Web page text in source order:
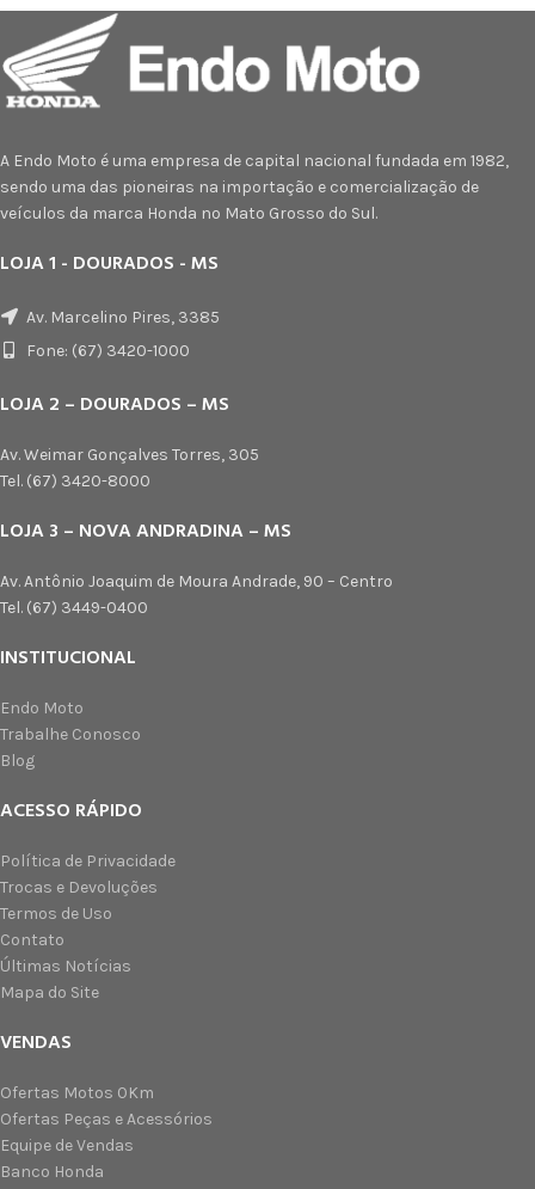
A Endo Moto é uma empresa de capital nacional fundada em 1982,
sendo uma das pioneiras na importação e comercialização de
veículos da marca Honda no Mato Grosso do Sul.
LOJA 1 - DOURADOS - MS
Av. Marcelino Pires, 3385
Fone: (67) 3420-1000
LOJA 2 – DOURADOS – MS
Av. Weimar Gonçalves Torres, 305
Tel. (67) 3420-8000
LOJA 3 – NOVA ANDRADINA – MS
Av. Antônio Joaquim de Moura Andrade, 90 – Centro
Tel. (67) 3449-0400
INSTITUCIONAL
Endo Moto
Trabalhe Conosco
Blog
ACESSO RÁPIDO
Política de Privacidade
Trocas e Devoluções
Termos de Uso
Contato
Últimas Notícias
Mapa do Site
VENDAS
Ofertas Motos 0Km
Ofertas Peças e Acessórios
Equipe de Vendas
Banco Honda